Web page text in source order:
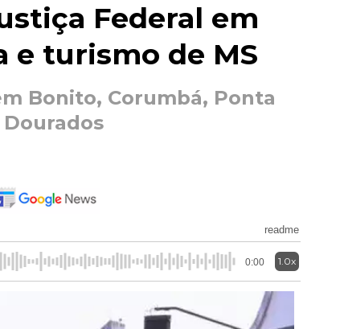
Federal em
e turismo de MS
Bonito, Corumbá, Ponta
Dourados
readme
0:00 1.0x